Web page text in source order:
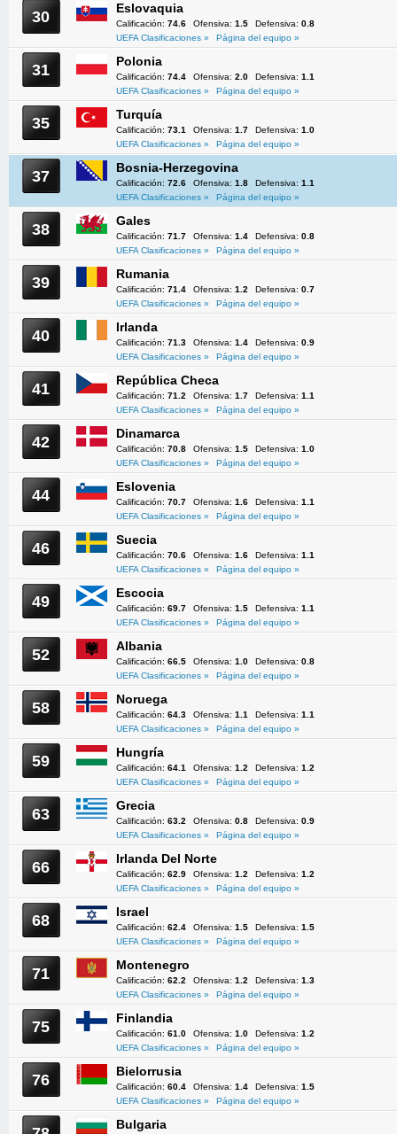
30 Eslovaquia
Calificación: 74.6 Ofensiva: 1.5 Defensiva: 0.8
UEFA Clasificaciones »
Página del equipo »
31 Polonia
Calificación: 74.4 Ofensiva: 2.0 Defensiva: 1.1
UEFA Clasificaciones »
Página del equipo »
35 Turquía
Calificación: 73.1 Ofensiva: 1.7 Defensiva: 1.0
UEFA Clasificaciones »
Página del equipo »
37 Bosnia-Herzegovina
Calificación: 72.6 Ofensiva: 1.8 Defensiva: 1.1
UEFA Clasificaciones »
Página del equipo »
38 Gales
Calificación: 71.7 Ofensiva: 1.4 Defensiva: 0.8
UEFA Clasificaciones »
Página del equipo »
39 Rumania
Calificación: 71.4 Ofensiva: 1.2 Defensiva: 0.7
UEFA Clasificaciones »
Página del equipo »
40 Irlanda
Calificación: 71.3 Ofensiva: 1.4 Defensiva: 0.9
UEFA Clasificaciones »
Página del equipo »
41 República Checa
Calificación: 71.2 Ofensiva: 1.7 Defensiva: 1.1
UEFA Clasificaciones »
Página del equipo »
42 Dinamarca
Calificación: 70.8 Ofensiva: 1.5 Defensiva: 1.0
UEFA Clasificaciones »
Página del equipo »
44 Eslovenia
Calificación: 70.7 Ofensiva: 1.6 Defensiva: 1.1
UEFA Clasificaciones »
Página del equipo »
46 Suecia
Calificación: 70.6 Ofensiva: 1.6 Defensiva: 1.1
UEFA Clasificaciones »
Página del equipo »
49 Escocia
Calificación: 69.7 Ofensiva: 1.5 Defensiva: 1.1
UEFA Clasificaciones »
Página del equipo »
52 Albania
Calificación: 66.5 Ofensiva: 1.0 Defensiva: 0.8
UEFA Clasificaciones »
Página del equipo »
58 Noruega
Calificación: 64.3 Ofensiva: 1.1 Defensiva: 1.1
UEFA Clasificaciones »
Página del equipo »
59 Hungría
Calificación: 64.1 Ofensiva: 1.2 Defensiva: 1.2
UEFA Clasificaciones »
Página del equipo »
63 Grecia
Calificación: 63.2 Ofensiva: 0.8 Defensiva: 0.9
UEFA Clasificaciones »
Página del equipo »
66 Irlanda Del Norte
Calificación: 62.9 Ofensiva: 1.2 Defensiva: 1.2
UEFA Clasificaciones »
Página del equipo »
68 Israel
Calificación: 62.4 Ofensiva: 1.5 Defensiva: 1.5
UEFA Clasificaciones »
Página del equipo »
71 Montenegro
Calificación: 62.2 Ofensiva: 1.2 Defensiva: 1.3
UEFA Clasificaciones »
Página del equipo »
75 Finlandia
Calificación: 61.0 Ofensiva: 1.0 Defensiva: 1.2
UEFA Clasificaciones »
Página del equipo »
76 Bielorrusia
Calificación: 60.4 Ofensiva: 1.4 Defensiva: 1.5
UEFA Clasificaciones »
Página del equipo »
Bulgaria